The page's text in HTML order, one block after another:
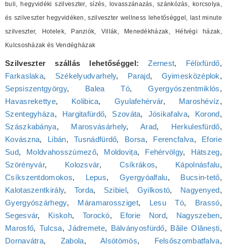
buli, hegyvidéki szilveszter, sízés, lovasszánazás, szánkózás, korcsolya,
és szilveszter hegyvidéken, szilveszter wellness lehetőséggel, last minute
szilveszter, Hotelek, Panziók, Villák, Menedékházak, Hétvégi házak,
Kulcsosházak és Vendégházak
Szilveszter szállás lehetőséggel: Zernest, Félixfürdő,
Farkaslaka, Székelyudvarhely, Parajd, Gyimesközéplok,
Sepsiszentgyörgy, Balea Tó,Gyergyószentmiklós,
Havasrekettye, Kolibica, Gyulafehérvár, Maroshévíz,
Szentegyháza, Hargitafürdő, Szováta, Jósikafalva, Korond,
Szászkabánya, Marosvásárhely, Arad, Herkulesfürdő,
Kovászna, Libán,Tusnádfürdő, Borsa, Ferencfalva, Eforie
Sud, Moldvahosszúmező, Moldovița, Fehérvölgy, Hátszeg,
Szörényvár, Kolozsvár, Csíkrákos, Kápolnásfalu,
Csíkszentdomokos, Lepus, Gyergyóalfalu, Bucsin-tető,
Kalotaszentkirály, Torda, Szibiel, Gyilkostó, Nagyenyed,
Gyergyószárhegy, Máramarossziget, Lesu Tó, Brassó,
Segesvár, Kiskoh, Torockó, Eforie Nord, Nagyszeben,
Marosfő, Tulcsa,Jádremete, Bálványosfürdő, Băile Olănești,
Dornavátra, Zabola,Alsótömös, Felsőszombatfalva,